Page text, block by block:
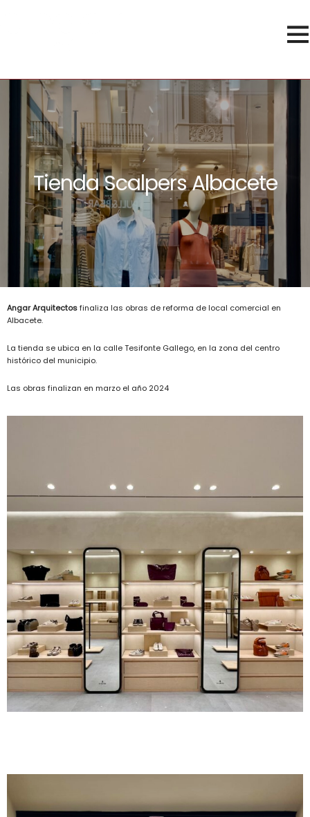
Tienda Scalpers Albacete
Angar Arquitectosfinaliza las obras de reforma de local comercial en
Albacete.
La tienda se ubica en la calle Tesifonte Gallego, en la zona del centro
histórico del municipio.
Las obras finalizan en marzo el año 2024